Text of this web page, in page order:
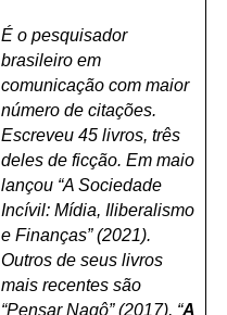
É o pesquisador
brasileiro em
comunicação com maior
número de citações.
Escreveu 45 livros, três
deles de ficção. Em maio
lançou “A Sociedade
Incívil: Mídia, Iliberalismo
e Finanças” (2021).
Outros de seus livros
mais recentes são
“Pensar Nagô” (2017), “A